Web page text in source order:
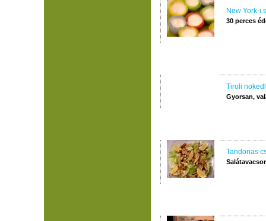
New York-i
30 perces
Tiroli
Gyorsan,
Tandorias